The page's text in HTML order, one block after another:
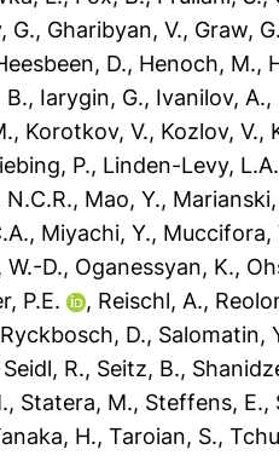
G., Gharibyan, V., Graw,
D., Henoch, M.,
B., Iarygin, G., Ivanilov, A.,
, Korotkov, V., Kozlov, V.,
P., Linden-Levy, L.A.
, Mao, Y.,
, Miyachi, Y., Muccifora,
D., Oganessyan, K.,
P.E. , Reischl, A.,
Ryckbosch, D., Salomatin,
Seidl, R., Seitz, B.,
, Statera, M., Steffens, E.,
H., Taroian, S.,